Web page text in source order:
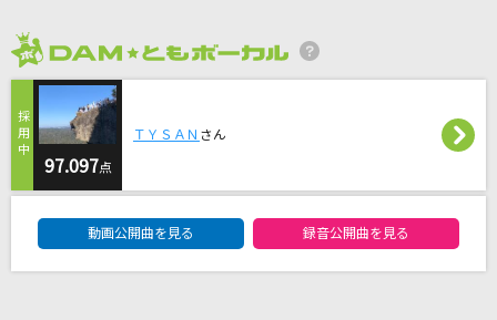
ProPose
Mrs. GREEN APPLE
アウフヘーベン
97.097点
ＴＹＳＡＮ さん
動画公開曲を見る 録音公開曲を見る